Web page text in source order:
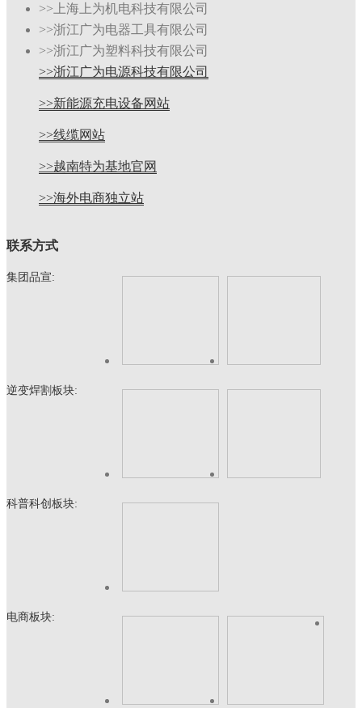
>>上海上为机电科技有限公司
>>浙江广为电器工具有限公司
>>浙江广为塑料科技有限公司
>>浙江广为电源科技有限公司
>>新能源充电设备网站
>>线缆网站
>>越南特为基地官网
>>海外电商独立站
联系方式
集团品宣:
逆变焊割板块:
科普科创板块:
电商板块: